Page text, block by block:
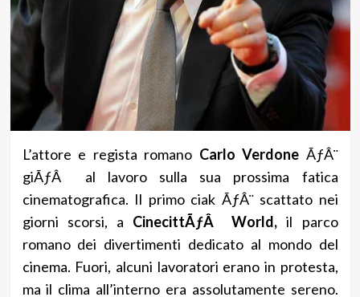
L’attore e regista romano Carlo Verdone ÃƒÂ¨
giÃƒÂ al lavoro sulla sua prossima fatica
cinematografica. Il primo ciak ÃƒÂ¨ scattato nei
giorni scorsi, a CinecittÃƒÂ World, il parco
romano dei divertimenti dedicato al mondo del
cinema. Fuori, alcuni lavoratori erano in protesta,
ma il clima all’interno era assolutamente sereno.